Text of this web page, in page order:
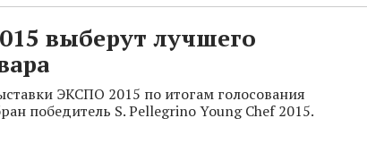
выберут лучшего
ЭКСПО 2015 по итогам голосования
победитель S. Pellegrino Young Chef 2015.